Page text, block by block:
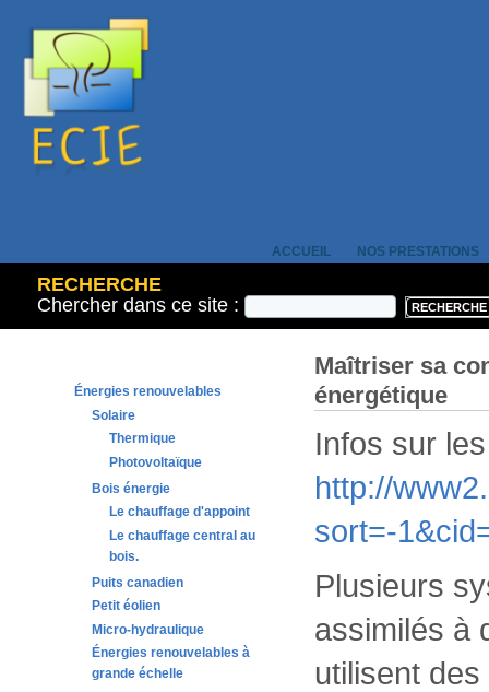
ACCUEIL NOS PRESTATIONS
RECHERCHE
Chercher dans ce site :
Énergies renouvelables
Solaire
Thermique
Photovoltaïque
Bois énergie
Le chauffage d'appoint
Le chauffage central au
bois.
Puits canadien
Petit éolien
Micro-hydraulique
Énergies renouvelables à
grande échelle
Maîtriser sa
énergétique
Infos sur
http://
sort=-
Plusieurs
assimilés à
utilisent